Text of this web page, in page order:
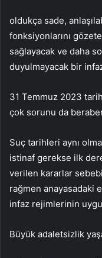
oldukça sade,
fonksiyonlarını
sağlayacak ve daha
duyulmayacak bir
31 Temmuz 2023
çok sorunu da
Suç tarihleri aynı
istinaf gerekse ilk
verilen kararlar
rağmen anayasadaki
infaz rejimlerinin
Büyük adaletsizlik